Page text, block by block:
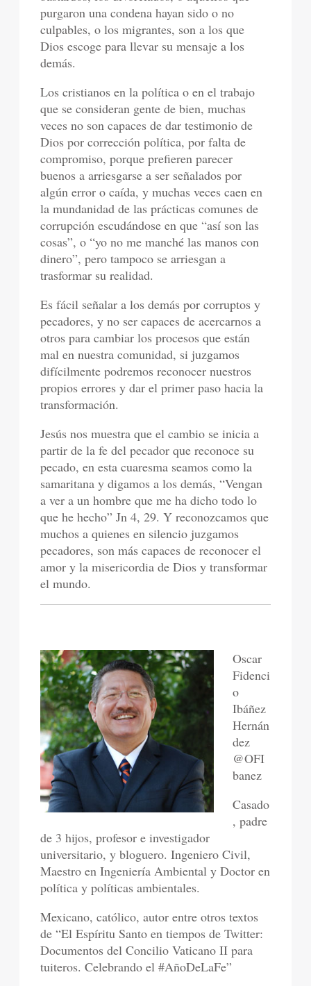
purgaron una condena hayan sido o no
culpables, o los migrantes, son a los que
Dios escoge para llevar su mensaje a los
demás.
Los cristianos en la política o en el trabajo
que se consideran gente de bien, muchas
veces no son capaces de dar testimonio de
Dios por corrección política, por falta de
compromiso, porque prefieren parecer
buenos a arriesgarse a ser señalados por
algún error o caída, y muchas veces caen en
la mundanidad de las prácticas comunes de
corrupción escudándose en que “así son las
cosas”, o “yo no me manché las manos con
dinero”, pero tampoco se arriesgan a
trasformar su realidad.
Es fácil señalar a los demás por corruptos y
pecadores, y no ser capaces de acercarnos a
otros para cambiar los procesos que están
mal en nuestra comunidad, si juzgamos
difícilmente podremos reconocer nuestros
propios errores y dar el primer paso hacia la
transformación.
Jesús nos muestra que el cambio se inicia a
partir de la fe del pecador que reconoce su
pecado, en esta cuaresma seamos como la
samaritana y digamos a los demás, “Vengan
a ver a un hombre que me ha dicho todo lo
que he hecho” Jn 4, 29. Y reconozcamos que
muchos a quienes en silencio juzgamos
pecadores, son más capaces de reconocer el
amor y la misericordia de Dios y transformar
el mundo.
Oscar
Fidenci
o
Ibáñez
Hernán
dez
@OFI
banez
Casado
, padre
de 3 hijos, profesor e investigador
universitario, y bloguero. Ingeniero Civil,
Maestro en Ingeniería Ambiental y Doctor en
política y políticas ambientales.
Mexicano, católico, autor entre otros textos
de “El Espíritu Santo en tiempos de Twitter:
Documentos del Concilio Vaticano II para
tuiteros. Celebrando el #AñoDeLaFe”